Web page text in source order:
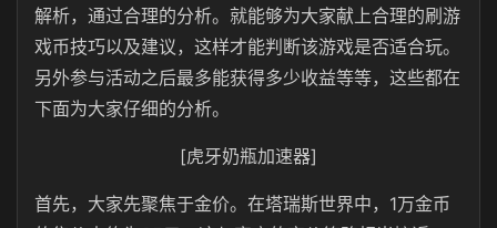
解析，通过合理的分析。就能够为大家献上合理的刷游
戏币技巧以及建议，这样才能判断该游戏是否适合玩。
另外参与活动之后最多能获得多少收益等等，这些都在
下面为大家仔细的分析。
[虎牙奶瓶加速器]
首先，大家先聚焦于金价。在塔瑞斯世界中，1万金币